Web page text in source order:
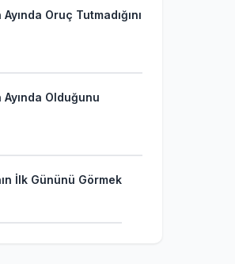
Oruç Tutmadığını
Olduğunu
İlk Gününü Görmek